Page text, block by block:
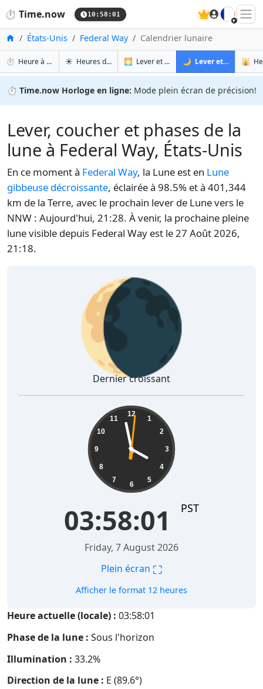
⏱️ Time.now 10:58:02 🇫🇷
Accueil
États-Unis Federal Way Calendrier lunaire
⏱️ Heure à Federal Way ☀️ Heures de lever et de coucher du soleil à Federal Way 🌅 Lever et coucher du soleil Demain à Federal Way 🌙 Lever et coucher de lune & phases de lune à Federal Way 🕌
⏱️ Time.now Horloge en ligne: Mode plein écran de précision!
Lever, coucher et phases de la
lune à Federal Way, États-Unis
En ce moment à Federal Way, la Lune est en Lune
gibbeuse décroissante, éclairée à 98.5% et à 401,344
km de la Terre, avec le prochain lever de Lune vers le
NNW : Aujourd'hui, 21:28. À venir, la prochaine pleine
lune visible depuis Federal Way est le 27 Août 2026,
21:18.
🌘
Dernier croissant
12
1
2
3
4
5
6
7
8
9
10
11
03:58:02 PST
Friday, 7 August 2026
Plein écran ⛶
Afficher le format 12 heures
Heure actuelle (locale) : 03:58:02
Phase de la lune : Sous l'horizon
Illumination : 33.2%
Direction de la lune : E (89.6°)